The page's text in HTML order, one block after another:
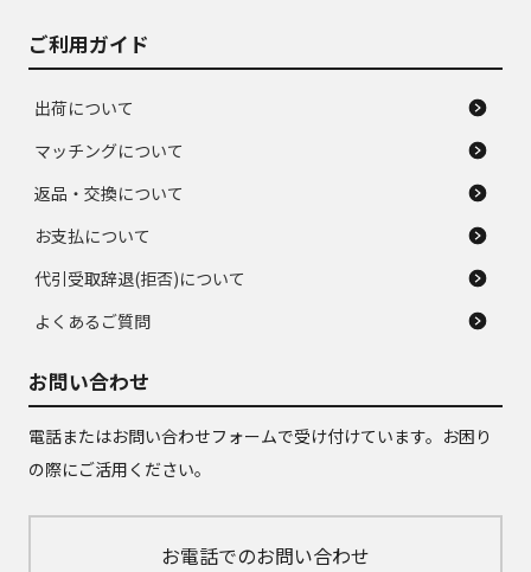
ご利用ガイド
出荷について
マッチングについて
返品・交換について
お支払について
代引受取辞退(拒否)について
よくあるご質問
お問い合わせ
電話またはお問い合わせフォームで受け付けています。お困り
の際にご活用ください。
お電話でのお問い合わせ